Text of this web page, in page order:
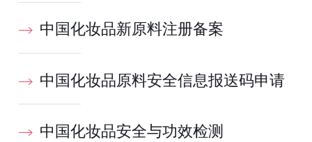
中国化妆品新原料注册备案
中国化妆品原料安全信息报送码申请
中国化妆品安全与功效检测